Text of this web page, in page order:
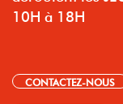
10H à 18H
CONTACTEZ-NOUS